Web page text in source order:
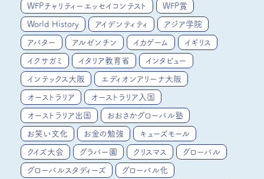
WFPチャリティーエッセイコンテスト WFP賞
World History アイデンティティ アジア学院
アバター アルゼンチン イカゲーム イギリス
イクサガミ イタリア教育省 インタビュー
インテックス大阪 エディオンアリーナ大阪
オーストラリア オーストラリア入国
オーストラリア出国 おおさかグローバル塾
お笑い文化 お金の勉強 キューズモール
クイズ大会 グラバー園 クリスマス グローバル
グローバルスタディーズ グローバル化